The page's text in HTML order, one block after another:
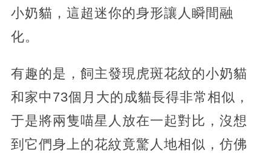
小奶貓，這超迷你的身形讓人瞬間融
化。
有趣的是，飼主發現虎斑花紋的小奶貓
和家中73個月大的成貓長得非常相似，
于是將兩隻喵星人放在一起對比，沒想
到它們身上的花紋竟驚人地相似，仿佛